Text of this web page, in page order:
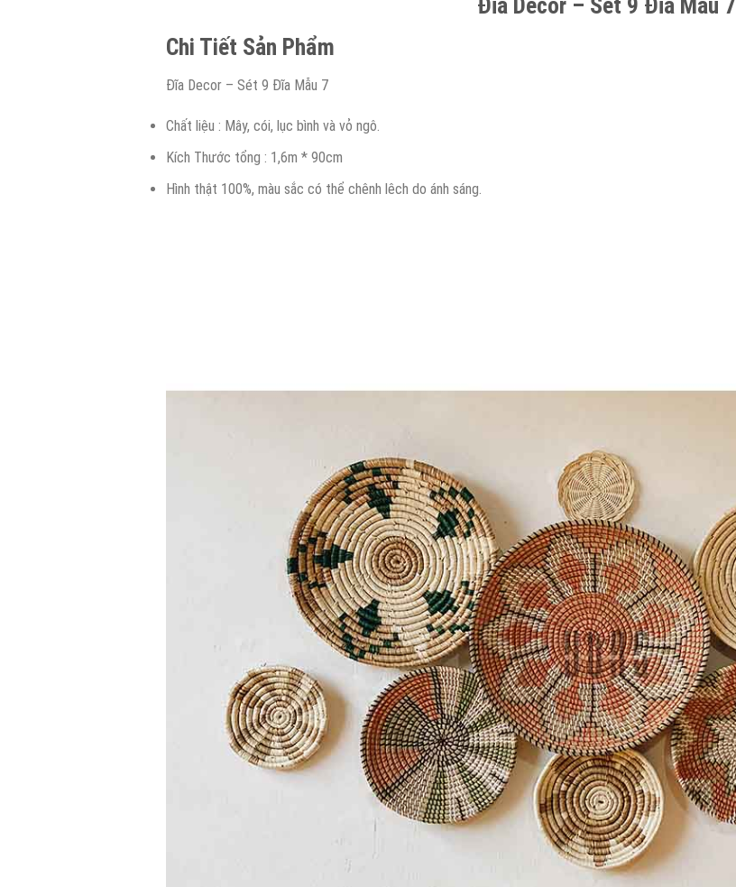
Chi Tiết Sản Phẩm
Đĩa Decor – Sét 9 Đĩa Mẫu 7
Chất liệu : Mây, cói, lục bình và vỏ ngô.
Kích Thước tổng : 1,6m * 90cm
Hình thật 100%, màu sắc có thể chênh lêch do ánh sáng.